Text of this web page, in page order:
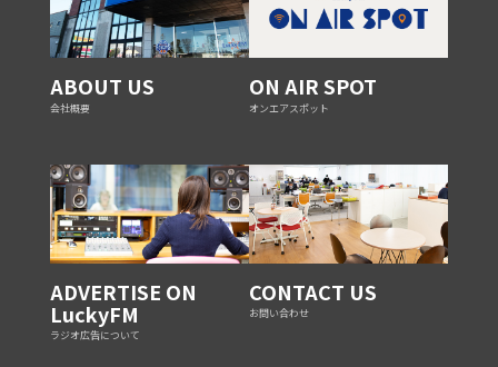
ABOUT US
会社概要
ON AIR SPOT
オンエアスポット
ADVERTISE ON
LuckyFM
ラジオ広告について
CONTACT US
お問い合わせ